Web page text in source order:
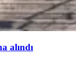
alındı